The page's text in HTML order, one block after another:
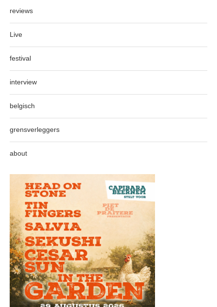
reviews
Live
festival
interview
belgisch
grensverleggers
about